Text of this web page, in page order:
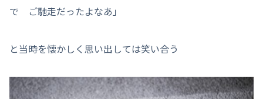
で ご馳走だったよなあ」
と当時を懐かしく思い出しては笑い合う